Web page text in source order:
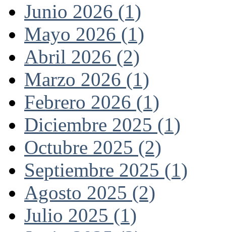
Junio 2026 (1)
Mayo 2026 (1)
Abril 2026 (2)
Marzo 2026 (1)
Febrero 2026 (1)
Diciembre 2025 (1)
Octubre 2025 (2)
Septiembre 2025 (1)
Agosto 2025 (2)
Julio 2025 (1)